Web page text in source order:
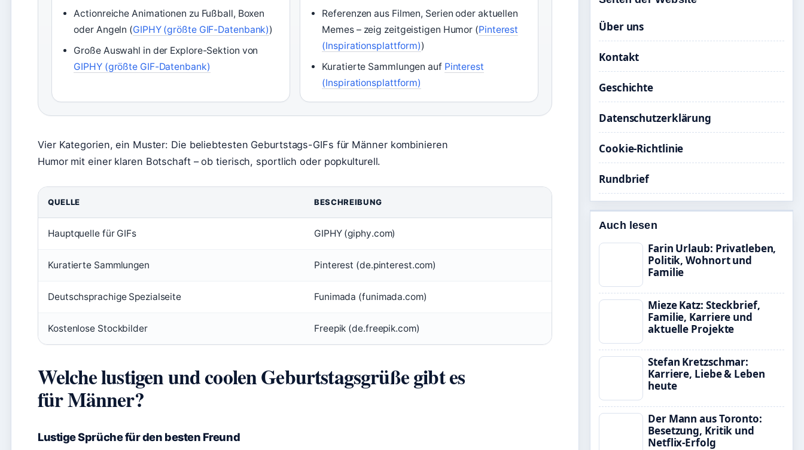
Actionreiche Animationen zu Fußball, Boxen
oder Angeln (GIPHY (größte GIF-Datenbank))
Große Auswahl in der Explore-Sektion von
GIPHY (größte GIF-Datenbank)
Referenzen aus Filmen, Serien oder aktuellen
Memes – zeig zeitgeistigen Humor (Pinterest
(Inspirationsplattform))
Kuratierte Sammlungen auf Pinterest
(Inspirationsplattform)
Vier Kategorien, ein Muster: Die beliebtesten Geburtstags-GIFs für Männer kombinieren
Humor mit einer klaren Botschaft – ob tierisch, sportlich oder popkulturell.
QUELLE BESCHREIBUNG
Hauptquelle für GIFs GIPHY (giphy.com)
Kuratierte Sammlungen Pinterest (de.pinterest.com)
Deutschsprachige Spezialseite Funimada (funimada.com)
Kostenlose Stockbilder Freepik (de.freepik.com)
Welche lustigen und coolen Geburtstagsgrüße gibt es
für Männer?
Lustige Sprüche für den besten Freund
Über uns
Kontakt
Geschichte
Datenschutzerklärung
Cookie-Richtlinie
Rundbrief
Auch lesen
Farin Urlaub: Privatleben,
Politik, Wohnort und
Familie
Mieze Katz: Steckbrief,
Familie, Karriere und
aktuelle Projekte
Stefan Kretzschmar:
Karriere, Liebe & Leben
heute
Der Mann aus Toronto:
Besetzung, Kritik und
Netflix-Erfolg